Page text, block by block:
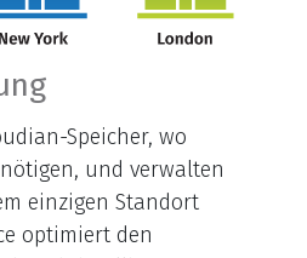
Speicher, wo
und verwalten
einzigen Standort
optimiert den